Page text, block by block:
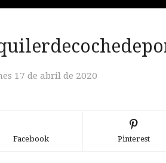
17 de abril de 2020
Facebook Pinterest